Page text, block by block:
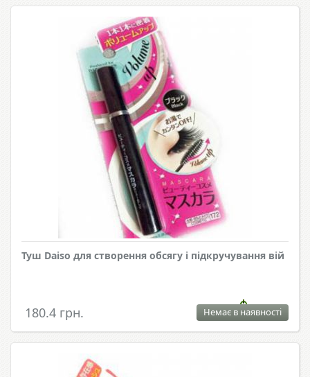
Туш Daiso для створення обсягу і підкручування вій
180.4 грн. Немає в наявності